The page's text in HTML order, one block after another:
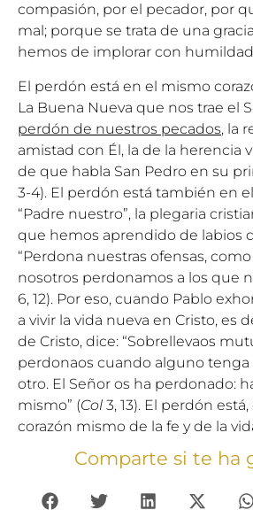
compasión, por el pecador, por
mal; porque se trata de una
hemos de implorar con
El perdón está en el mismo
La Buena Nueva que nos trae el
perdón de nuestros pecados, la
amistad con Él, la de la herencia
de que habla San Pedro en su
3-4). El perdón está también en
“Padre nuestro”, la plegaria
que hemos aprendido de labios
“Perdona nuestras ofensas,
nosotros perdonamos a los que
6, 12). Por eso, cuando Pablo
a vivir la vida nueva en Cristo, es
de Cristo, dice: “Sobrellevaos
perdonaos cuando alguno tenga
otro. El Señor os ha perdonado:
mismo” (Col 3, 13). El perdón
corazón mismo de la fe y de la
Comparte si te ha